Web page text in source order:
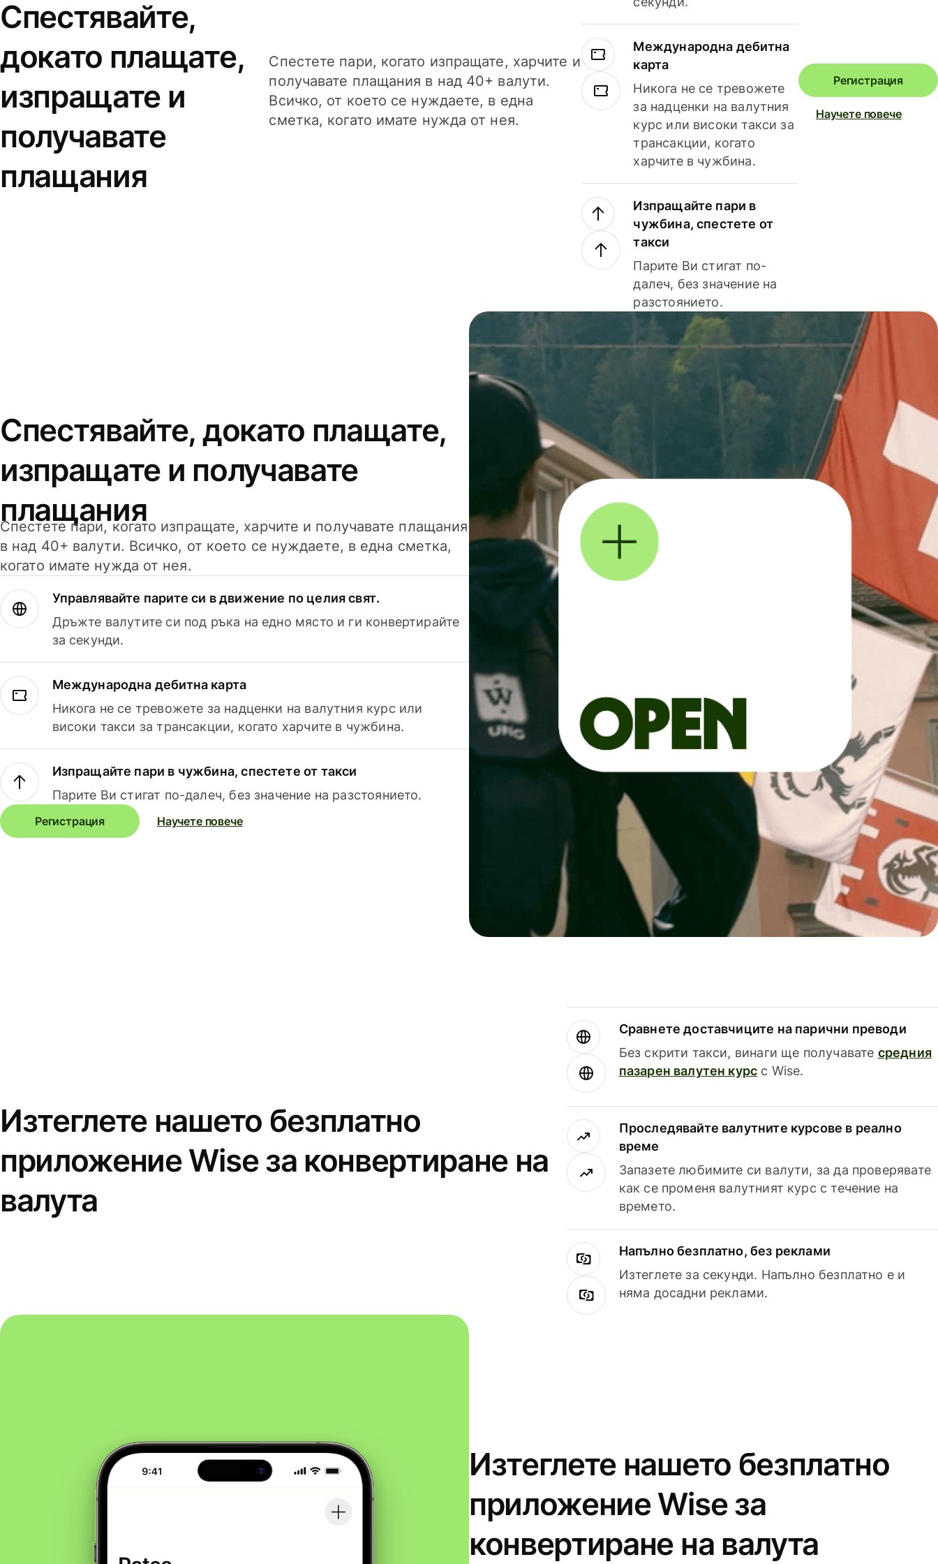
Спестявайте,
докато плащате,
изпращате и
получавате
плащания
Спестете пари, когато изпращате, харчите и
получавате плащания в над 40+ валути.
Всичко, от което се нуждаете, в една
сметка, когато имате нужда от нея.
Международна дебитна
карта
Никога не се тревожете
за надценки на валутния
курс или високи такси за
трансакции, когато
харчите в чужбина.
Изпращайте пари в
чужбина, спестете от
такси
Парите Ви стигат по-
далеч, без значение на
разстоянието.
Регистрация
Научете повече
Спестявайте, докато плащате,
изпращате и получавате
плащания
Спестете пари, когато изпращате, харчите и получавате плащания
в над 40+ валути. Всичко, от което се нуждаете, в една сметка,
когато имате нужда от нея.
Управлявайте парите си в движение по целия свят.
Дръжте валутите си под ръка на едно място и ги конвертирайте
за секунди.
Международна дебитна карта
Никога не се тревожете за надценки на валутния курс или
високи такси за трансакции, когато харчите в чужбина.
Изпращайте пари в чужбина, спестете от такси
Парите Ви стигат по-далеч, без значение на разстоянието.
Регистрация Научете повече
Изтеглете нашето безплатно
приложение Wise за конвертиране на
валута
Сравнете доставчиците на парични преводи
Без скрити такси, винаги ще получавате средния
пазарен валутен курс с Wise.
Проследявайте валутните курсове в реално
време
Запазете любимите си валути, за да проверявате
как се променя валутният курс с течение на
времето.
Напълно безплатно, без реклами
Изтеглете за секунди. Напълно безплатно е и
няма досадни реклами.
Изтеглете нашето безплатно
приложение Wise за
конвертиране на валута